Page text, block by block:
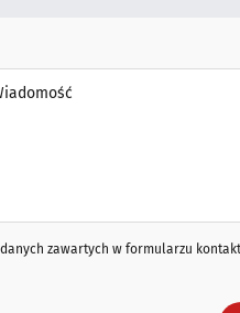
zawartych w formularzu